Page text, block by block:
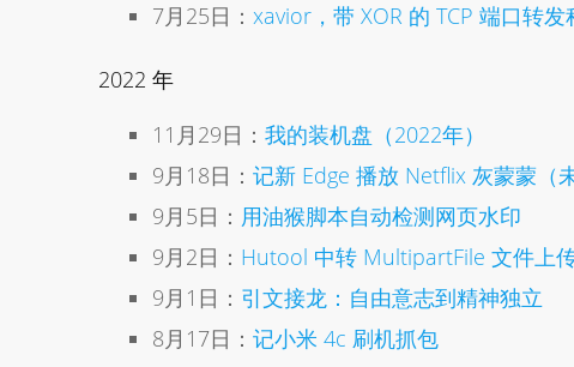
7月25日： xavior，带 XOR 的 TCP 端口转发
2022 年
11月29日： 我的装机盘（2022年）
9月18日： 记新 Edge 播放 Netflix 灰蒙蒙（
9月5日： 用油猴脚本自动检测网页水印
9月2日： Hutool 中转 MultipartFile 文件上
9月1日： 引文接龙：自由意志到精神独立
8月17日： 记小米 4c 刷机抓包